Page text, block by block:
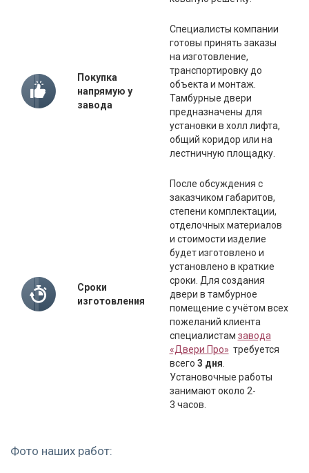
Покупка
напрямую у
завода
Специалисты компании
готовы принять заказы
на изготовление,
транспортировку до
объекта и монтаж.
Тамбурные двери
предназначены для
установки в холл лифта,
общий коридор или на
лестничную площадку.
Сроки
изготовления
После обсуждения с
заказчиком габаритов,
степени комплектации,
отделочных материалов
и стоимости изделие
будет изготовлено и
установлено в краткие
сроки. Для создания
двери в тамбурное
помещение с учётом всех
пожеланий клиента
специалистам завода
«Двери Про» требуется
всего 3 дня
Установочные работы
занимают около 2-
3 часов.
Фото наших работ: